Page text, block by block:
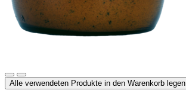
Alle verwendeten Produkte in den Warenkorb legen